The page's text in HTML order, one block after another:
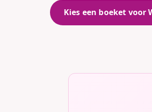
Kies een boeket voor